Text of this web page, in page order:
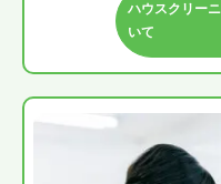
ハウスクリー
いて